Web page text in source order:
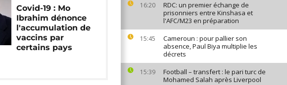
16:20
RDC: un premier échange de
prisonniers entre Kinshasa et
l'AFC/M23 en préparation
15:45
Cameroun : pour pallier son
absence, Paul Biya multiplie les
décrets
15:39
Football – transfert : le pari turc de
Mohamed Salah après Liverpool
Covid-19 : Mo
Ibrahim dénonce
l'accumulation de
vaccins par
certains pays